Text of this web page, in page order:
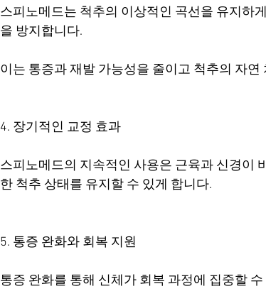
스피노메드는 척추의 이상적인 곡선을 유지하
을 방지합니다.
이는 통증과 재발 가능성을 줄이고 척추의 자연
4. 장기적인 교정 효과
스피노메드의 지속적인 사용은 근육과 신경이
한 척추 상태를 유지할 수 있게 합니다.
5. 통증 완화와 회복 지원
통증 완화를 통해 신체가 회복 과정에 집중할